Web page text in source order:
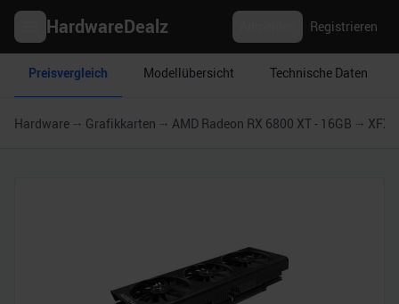
HardwareDealz Registrieren
Preisvergleich Modellübersicht Technische Daten
Hardware Grafikkarten AMD Radeon RX 6800 XT - 16GB XFX